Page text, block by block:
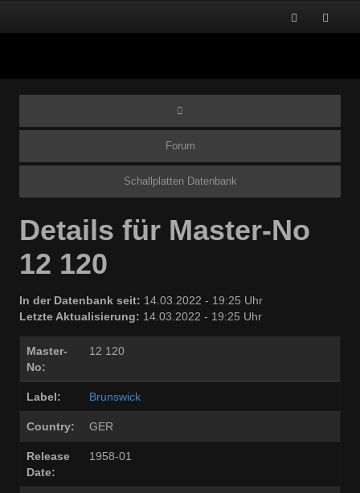
Forum
Schallplatten Datenbank
Details für Master-No
12 120
In der Datenbank seit: 14.03.2022 - 19:25 Uhr
Letzte Aktualisierung: 14.03.2022 - 19:25 Uhr
Master-
No:
12 120
Label: Brunswick
Country: GER
Release
Date:
1958-01